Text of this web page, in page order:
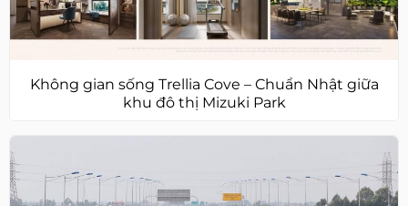
Không gian sống Trellia Cove – Chuẩn Nhật giữa
khu đô thị Mizuki Park